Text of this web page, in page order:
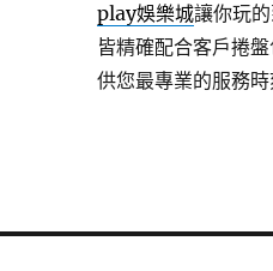
play娛樂城讓你玩
皆精確配合客戶捲
供您最專業的服務時